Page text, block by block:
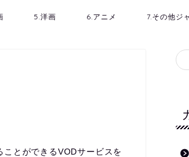
5.洋画 6.アニメ 7.その他ジ
ことができるVODサービスを